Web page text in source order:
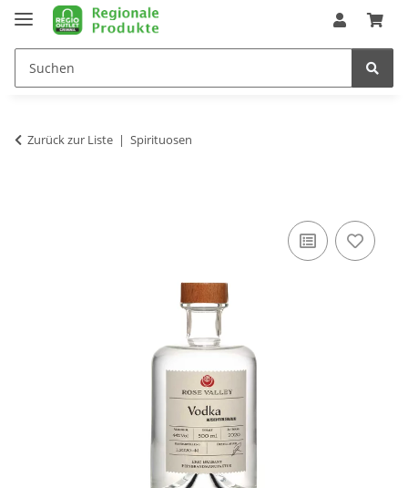
Zurück zur Liste Spirituosen